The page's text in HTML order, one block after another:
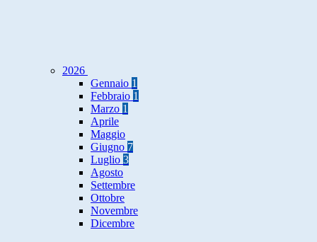
2026
Gennaio 1
Febbraio 1
Marzo 1
Aprile
Maggio
Giugno 7
Luglio 3
Agosto
Settembre
Ottobre
Novembre
Dicembre